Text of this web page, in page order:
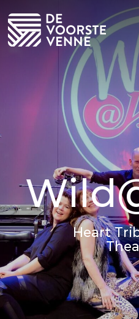
Huiskamer
Heart